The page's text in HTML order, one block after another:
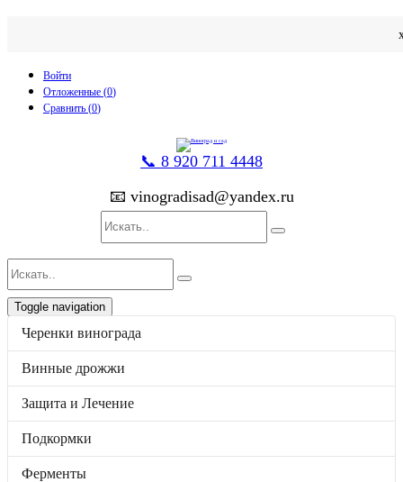
Войти
Отложенные (0)
Сравнить (0)
📞 8 920 711 4448
📧 vinogradisad@yandex.ru
Toggle navigation
Каталог
Винные дрожжи
Защита и Лечение
Подкормки
Ферменты
Бренды
Отложенные товары
p
Черенки винограда
Винные дрожжи
Защита и Лечение
Подкормки
Ферменты